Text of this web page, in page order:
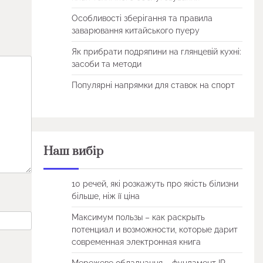
Особливості зберігання та правила
заварювання китайського пуеру
Як прибрати подряпини на глянцевій кухні:
засоби та методи
Популярні напрямки для ставок на спорт
Наш вибір
10 речей, які розкажуть про якість білизни
більше, ніж її ціна
Максимум пользы – как раскрыть
потенциал и возможности, которые дарит
современная электронная книга